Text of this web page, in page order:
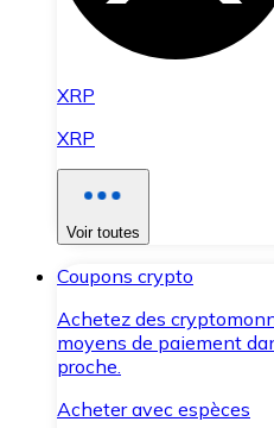
XRP
XRP
Voir toutes
Coupons crypto
Achetez des
moyens de paiement
proche.
Acheter avec espèces